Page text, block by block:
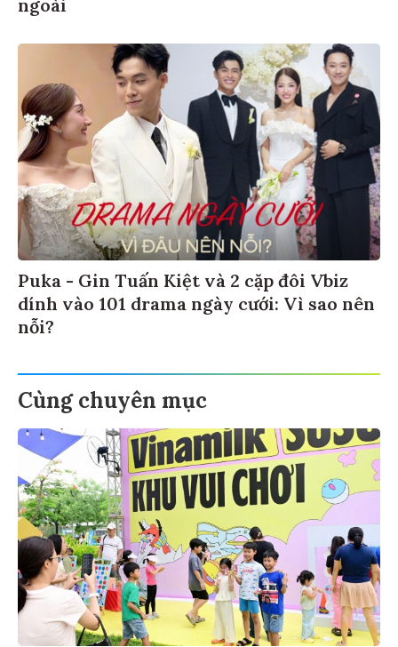
ngoài
Puka - Gin Tuấn Kiệt và 2 cặp đôi Vbiz
dính vào 101 drama ngày cưới: Vì sao nên
nỗi?
Cùng chuyên mục